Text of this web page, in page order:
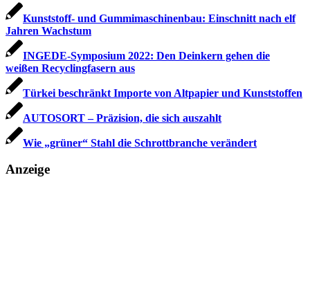
Kunststoff- und Gummimaschinenbau: Einschnitt nach elf
Jahren Wachstum
INGEDE-Symposium 2022: Den Deinkern gehen die
weißen Recyclingfasern aus
Türkei beschränkt Importe von Altpapier und Kunststoffen
AUTOSORT – Präzision, die sich auszahlt
Wie „grüner“ Stahl die Schrottbranche verändert
Anzeige